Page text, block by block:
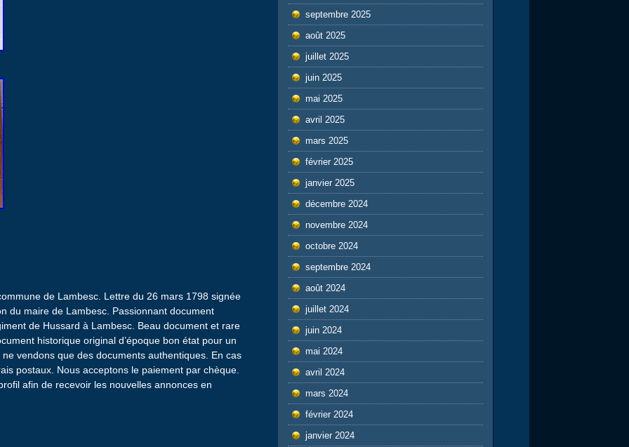
de Lambesc. Lettre du 26 mars 1798 signée
du maire de Lambesc. Passionnant document
de Hussard à Lambesc. Beau document et rare
historique original d’époque bon état pour un
vendons que des documents authentiques. En cas
postaux. Nous acceptons le paiement par chèque.
afin de recevoir les nouvelles annonces en
septembre 2025
août 2025
juillet 2025
juin 2025
mai 2025
avril 2025
mars 2025
février 2025
janvier 2025
décembre 2024
novembre 2024
octobre 2024
septembre 2024
août 2024
juillet 2024
juin 2024
mai 2024
avril 2024
mars 2024
février 2024
janvier 2024